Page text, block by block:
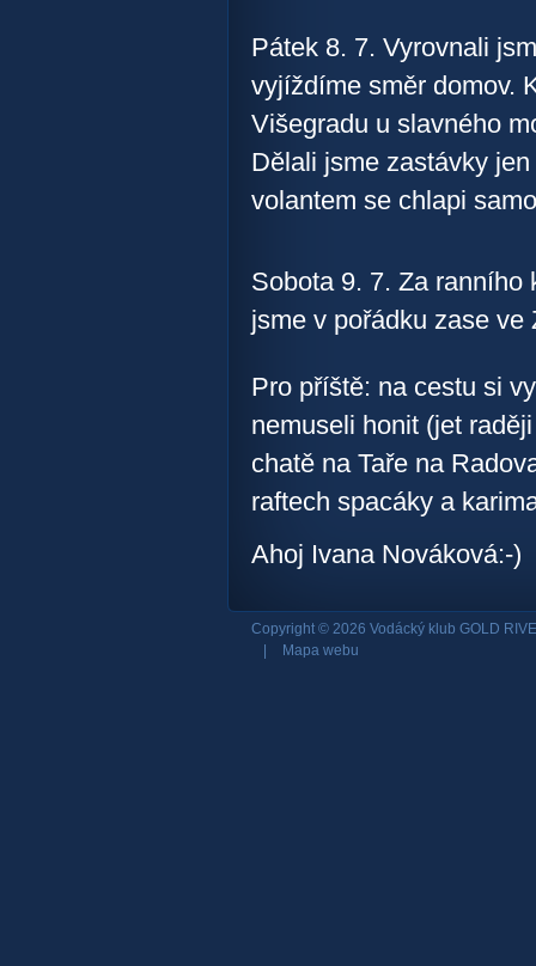
Pátek 8. 7. Vyrovnali
vyjíždíme směr domov.
Višegradu u slavného
Dělali jsme zastávky
volantem se chlapi
Sobota 9. 7. Za ranního
jsme v pořádku zase ve
Pro příště: na cestu si
nemuseli honit (jet
chatě na Taře na
raftech spacáky a
Ahoj Ivana Nováková:-)
Copyright © 2026 Vodácký klub GOLD
Mapa webu